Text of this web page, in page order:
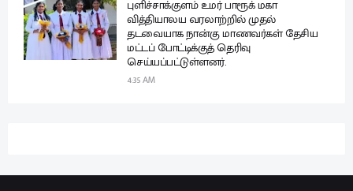
புளிச்சாக்குளம் உமர் பாரூக் மகா
வித்தியாலய வரலாற்றில் முதல்
தடவையாக நான்கு மாணவர்கள் தேசிய
மட்டப் போட்டிக்குத் தெரிவு
செய்யப்பட்டுள்ளனர்.
4:35 AM